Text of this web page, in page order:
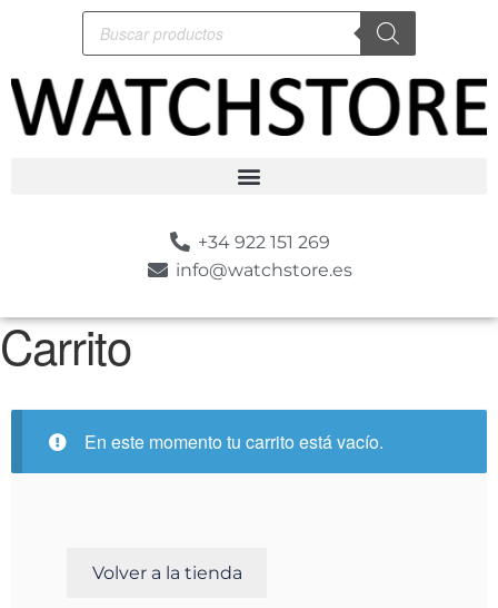
+34 922 151 269
info@watchstore.es
Carrito
En este momento tu carrito está vacío.
Volver a la tienda